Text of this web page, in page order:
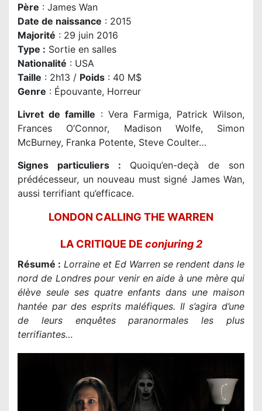
Père : James Wan
Date de naissance : 2015
Majorité : 29 juin 2016
Type : Sortie en salles
Nationalité : USA
Taille : 2h13 / Poids : 40 M$
Genre : Épouvante, Horreur
Livret de famille : Vera Farmiga, Patrick Wilson,
Frances O’Connor, Madison Wolfe, Simon
McBurney, Franka Potente, Steve Coulter…
Signes particuliers : Quoiqu’en-deçà de son
prédécesseur, un nouveau must signé James Wan,
aussi terrifiant qu’efficace.
LONDON CALLING THE WARREN
LA CRITIQUE DE conjuring 2
Résumé : Lorraine et Ed Warren se rendent dans le
nord de Londres pour venir en aide à une mère qui
élève seule ses quatre enfants dans une maison
hantée par des esprits maléfiques. Il s’agira d’une
de leurs enquêtes paranormales les plus
terrifiantes…